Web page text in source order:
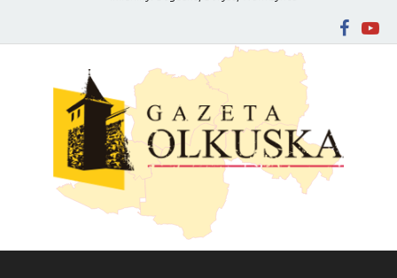
Gazeta Olkuska